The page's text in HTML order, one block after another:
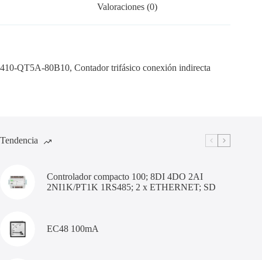
Valoraciones (0)
410-QT5A-80B10, Contador trifásico conexión indirecta
Tendencia
Controlador compacto 100; 8DI 4DO 2AI
2NI1K/PT1K 1RS485; 2 x ETHERNET; SD
EC48 100mA